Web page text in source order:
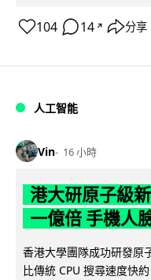
104 14 ↗ 分享
人工智能
Vin 16 小時
港大研原子級
一億倍 手機人
香港大學團隊成功研發原
比傳統 CPU 搜尋速度快